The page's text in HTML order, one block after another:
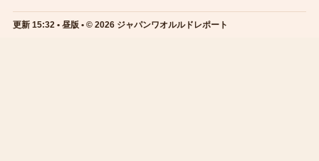
更新 15:32 • 昼版 • © 2026 ジャパンワオルルドレポート